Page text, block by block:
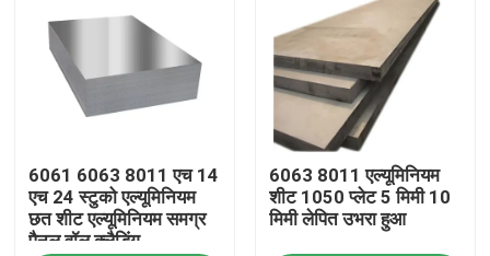
उत्पाद
हमारे बारे में
6061 6063 8011 एच 14
एच 24 स्टुको एल्यूमिनियम
छत शीट एल्यूमिनियम समग्र
पैनल वॉल क्लैडिंग
6063 8011 एल्यूमिनियम
शीट 1050 प्लेट 5 मिमी 10
मिमी लेपित उभरा हुआ